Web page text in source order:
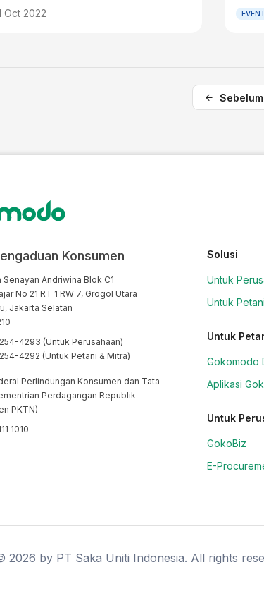
Oct 2022
Konsumen
Senayan Andriwina Blok C1
No 21 RT 1 RW 7, Grogol Utara
Jakarta Selatan
4293 (Untuk Perusahaan)
4292 (Untuk Petani & Mitra)
Perlindungan Konsumen dan Tata
Perdagangan Republik
PKTN)
1010
Solusi
Untuk
Untuk
Untuk
Gokomodo
Aplikasi
Untuk
GokoBiz
E-
2026 by PT Saka Uniti Indonesia. All rights